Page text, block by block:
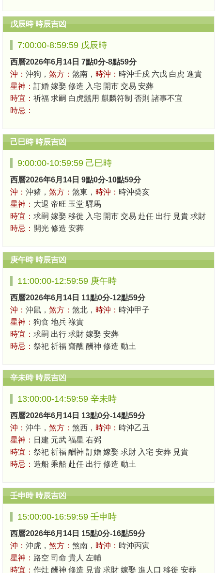
戊辰時 時辰吉凶
7:00:00-8:59:59 戊辰時
西曆2026年6月14日 7點0分-8點59分
沖： 沖狗， 煞方： 煞南， 時沖： 時沖壬戍 六戊 白虎 進貴
星神： 訂婚 嫁娶 修造 入宅 開市 交易 安葬
時宜： 祈福 求嗣 白虎鬚用 麒麟符制 否則 諸事不宜
時忌：
己巳時 時辰吉凶
9:00:00-10:59:59 己巳時
西曆2026年6月14日 9點0分-10點59分
沖： 沖豬， 煞方： 煞東， 時沖： 時沖癸亥
星神： 大退 帝旺 玉堂 驛馬
時宜： 求嗣 嫁娶 移徙 入宅 開市 交易 赴任 出行 見貴 求財
時忌： 開光 修造 安葬
庚午時 時辰吉凶
11:00:00-12:59:59 庚午時
西曆2026年6月14日 11點0分-12點59分
沖： 沖鼠， 煞方： 煞北， 時沖： 時沖甲子
星神： 狗食 地兵 祿貴
時宜： 求嗣 出行 求財 嫁娶 安葬
時忌： 祭祀 祈福 齋醮 酬神 修造 動土
辛未時 時辰吉凶
13:00:00-14:59:59 辛未時
西曆2026年6月14日 13點0分-14點59分
沖： 沖牛， 煞方： 煞西， 時沖： 時沖乙丑
星神： 日建 元武 福星 右弼
時宜： 祭祀 祈福 酬神 訂婚 嫁娶 求財 入宅 安葬 見貴
時忌： 造船 乘船 赴任 出行 修造 動土
壬申時 時辰吉凶
15:00:00-16:59:59 壬申時
西曆2026年6月14日 15點0分-16點59分
沖： 沖虎， 煞方： 煞南， 時沖： 時沖丙寅
星神： 路空 司命 貴人 左輔
時宜： 作灶 酬神 修造 見貴 求財 嫁娶 進人口 移徙 安葬